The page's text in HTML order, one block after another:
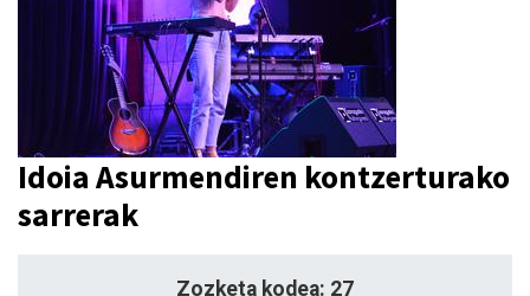
Idoia Asurmendiren kontzerturako
sarrerak
Zozketa kodea: 27